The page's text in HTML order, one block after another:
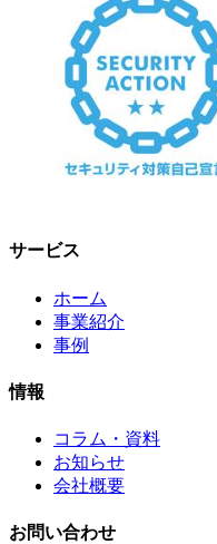
サービス
ホーム
事業紹介
事例
情報
コラム・資料
お知らせ
会社概要
お問い合わせ